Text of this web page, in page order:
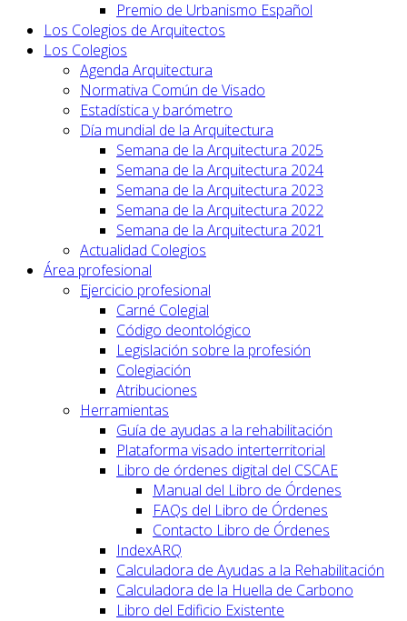
Premio de Urbanismo Español
Los Colegios de Arquitectos
Los Colegios
Agenda Arquitectura
Normativa Común de Visado
Estadística y barómetro
Día mundial de la Arquitectura
Semana de la Arquitectura 2025
Semana de la Arquitectura 2024
Semana de la Arquitectura 2023
Semana de la Arquitectura 2022
Semana de la Arquitectura 2021
Actualidad Colegios
Área profesional
Ejercicio profesional
Carné Colegial
Código deontológico
Legislación sobre la profesión
Colegiación
Atribuciones
Herramientas
Guía de ayudas a la rehabilitación
Plataforma visado interterritorial
Libro de órdenes digital del CSCAE
Manual del Libro de Órdenes
FAQs del Libro de Órdenes
Contacto Libro de Órdenes
IndexARQ
Calculadora de Ayudas a la Rehabilitación
Calculadora de la Huella de Carbono
Libro del Edificio Existente